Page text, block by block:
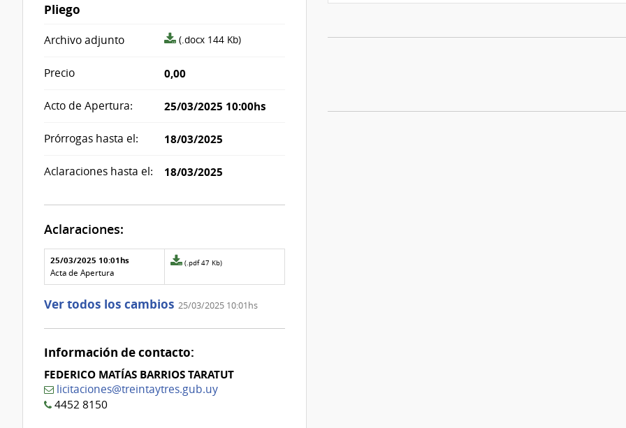
Pliego
Archivo adjunto
archivo
(.docx 144 Kb)
Precio 0,00
Acto de Apertura: 25/03/2025 10:00hs
Prórrogas hasta el: 18/03/2025
Aclaraciones hasta el: 18/03/2025
Aclaraciones:
Aclaraciones del llamado
Fecha y
texto de
la
Archivo
de la
25/03/2025 10:01hs
Acta de Apertura
Archivo
de
aclaración
0
(.pdf 47 Kb)
Ver todos los cambios 25/03/2025 10:01hs
Información de contacto:
FEDERICO MATÍAS BARRIOS TARATUT
licitaciones@treintaytres.gub.uy
4452 8150